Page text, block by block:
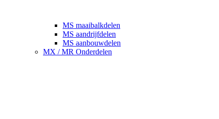
MS maaibalkdelen
MS aandrijfdelen
MS aanbouwdelen
MX / MR Onderdelen